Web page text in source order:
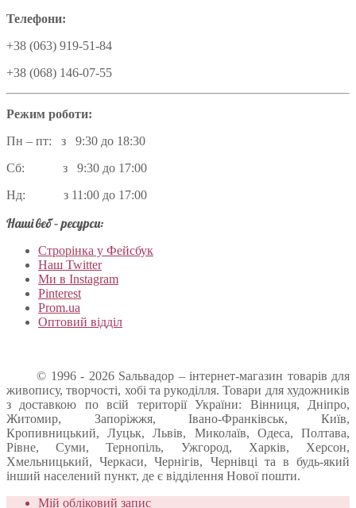
Телефони:
+38 (063) 919-51-84
+38 (068) 146-07-55
Режим роботи:
Пн – пт: з 9:30 до 18:30
Сб: з 9:30 до 17:00
Нд: з 11:00 до 17:00
Наші веб – ресурси:
Строрінка у Фейсбук
Наш Twitter
Ми в Instagram
Pinterest
Prom.ua
Оптовий відділ
© 1996 - 2026 Sальвадор – інтернет-магазин товарів для
живопису, творчості, хобі та рукоділля. Товари для художників
з доставкою по всій території України: Вінниця, Дніпро,
Житомир, Запоріжжя, Івано-Франківськ, Київ,
Кропивницький, Луцьк, Львів, Миколаїв, Одеса, Полтава,
Рівне, Суми, Тернопіль, Ужгород, Харків, Херсон,
Хмельницький, Черкаси, Чернігів, Чернівці та в будь-який
інший населений пункт, де є відділення Нової пошти.
Мій обліковий запис